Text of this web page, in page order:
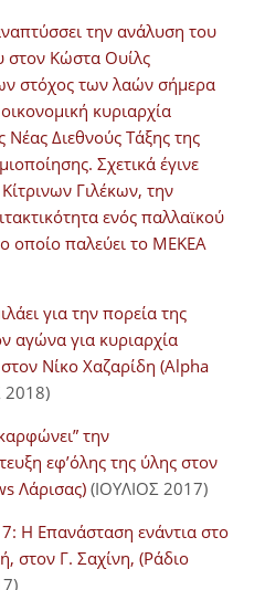
την ανάλυση του
στον Κώστα Ουίλς
στόχος των λαών σήμερα
κυριαρχία
Νέας Διεθνούς Τάξης της
Σχετικά έγινε
Γιλέκων, την
ενός παλλαϊκού
οποίο παλεύει το ΜΕΚΕΑ
για την πορεία της
αγώνα για κυριαρχία
Νίκο Χαζαρίδη (Alpha
2018)
την
εφ’όλης της ύλης στον
Λάρισας) (ΙΟΥΛΙΟΣ 2017)
Η Επανάσταση ενάντια στο
στον Γ. Σαχίνη, (Ράδιο